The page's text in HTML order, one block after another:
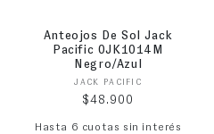
Anteojos De Sol Jack
Pacific 0JK1014M
Negro/Azul
Proveedor:
JACK PACIFIC
Precio habitual
$48.900
Hasta 6 cuotas sin interés